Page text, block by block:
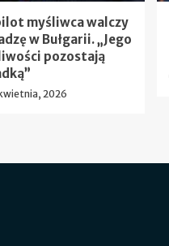
myśliwca walczy
w Bułgarii. „Jego
pozostają
2026